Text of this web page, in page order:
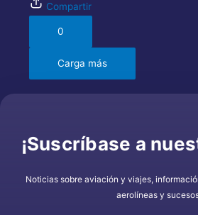
Compartir
0
Carga más
¡Suscríbase a
Noticias sobre aviación y viajes,
aerolíneas y